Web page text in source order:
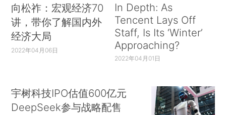
向松祚：宏观经济70
讲，带你了解国内外
经济大局
2022年04月06日
In Depth: As
Tencent Lays Off
Staff, Is Its ‘Winter’
Approaching?
2022年04月01日
宇树科技IPO估值600亿元
DeepSeek参与战略配售